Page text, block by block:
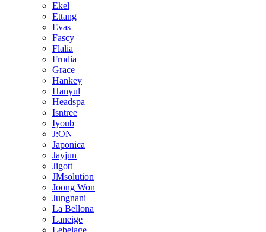
Ekel
Ettang
Evas
Fascy
Flalia
Frudia
Grace
Hankey
Hanyul
Headspa
Isntree
Iyoub
J:ON
Japonica
Jayjun
Jigott
JMsolution
Joong Won
Jungnani
La Bellona
Laneige
Lebelage